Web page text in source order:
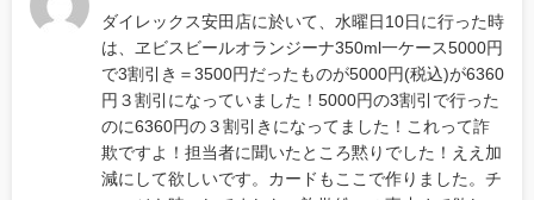
ダイレックス安田店に於いて、水曜日10日に行った時
は、ヱビスビールオランジーナ350ml一ケース5000円
で3割引き＝3500円だったものが5000円(税込)が6360
円３割引になっていました！5000円の3割引で行った
のに6360円の３割引きになってました！これって詐
欺ですよ！担当者に聞いたところ黙りでした！ええ加
減にして欲しいです。カードもここで作りました。チ